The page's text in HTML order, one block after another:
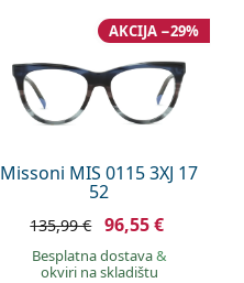
Missoni MIS 0115 3XJ 17
52
AKCIJA −29%
135,99 € 96,55 €
Besplatna dostava&
okviri na skladištu